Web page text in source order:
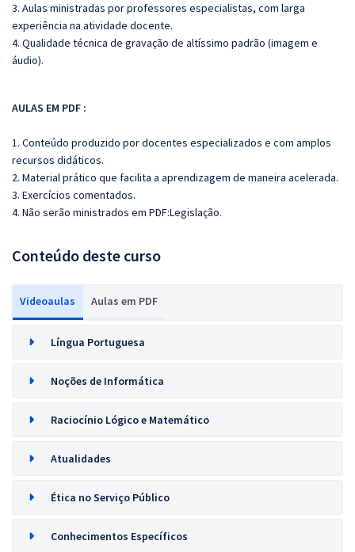
3. Aulas ministradas por professores especialistas, com larga
experiência na atividade docente.
4. Qualidade técnica de gravação de altíssimo padrão (imagem e
áudio).
AULAS EM PDF :
1. Conteúdo produzido por docentes especializados e com amplos
recursos didáticos.
2. Material prático que facilita a aprendizagem de maneira acelerada.
3. Exercícios comentados.
4. Não serão ministrados em PDF:Legislação.
Conteúdo deste curso
Videoaulas Aulas em PDF
Língua Portuguesa
Noções de Informática
Raciocínio Lógico e Matemático
Atualidades
Ética no Serviço Público
Conhecimentos Específicos